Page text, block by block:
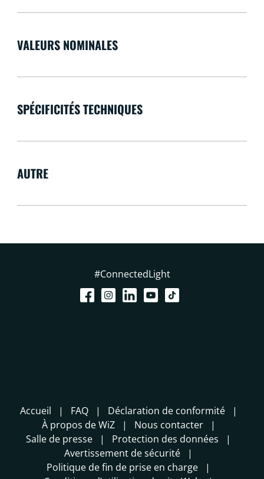
VALEURS NOMINALES
SPÉCIFICITÉS TECHNIQUES
AUTRE
#ConnectedLight
Accueil FAQ
Déclaration de conformité
À propos de WiZ
Nous contacter
Salle de presse
Protection des données
Avertissement de sécurité
Politique de fin de prise en charge